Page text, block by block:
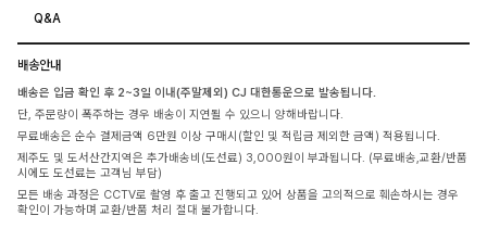
Q&A
배송안내
배송은 입금 확인 후 2~3일 이내(주말제외) CJ 대한통운으로 발송됩니다.
단, 주문량이 폭주하는 경우 배송이 지연될 수 있으니 양해바랍니다.
무료배송은 순수 결제금액 6만원 이상 구매시(할인 및 적립금 제외한 금액) 적용됩니다.
제주도 및 도서산간지역은 추가배송비(도선료) 3,000원이 부과됩니다. (무료배송,교환/반품
시에도 도선료는 고객님 부담)
모든 배송 과정은 CCTV로 촬영 후 출고 진행되고 있어 상품을 고의적으로 훼손하시는 경우
확인이 가능하며 교환/반품 처리 절대 불가합니다.